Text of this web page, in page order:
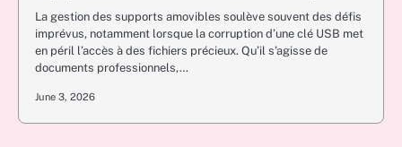
La gestion des supports amovibles soulève souvent des défis
imprévus, notamment lorsque la corruption d’une clé USB met
en péril l’accès à des fichiers précieux. Qu’il s’agisse de
documents professionnels,…
June 3, 2026